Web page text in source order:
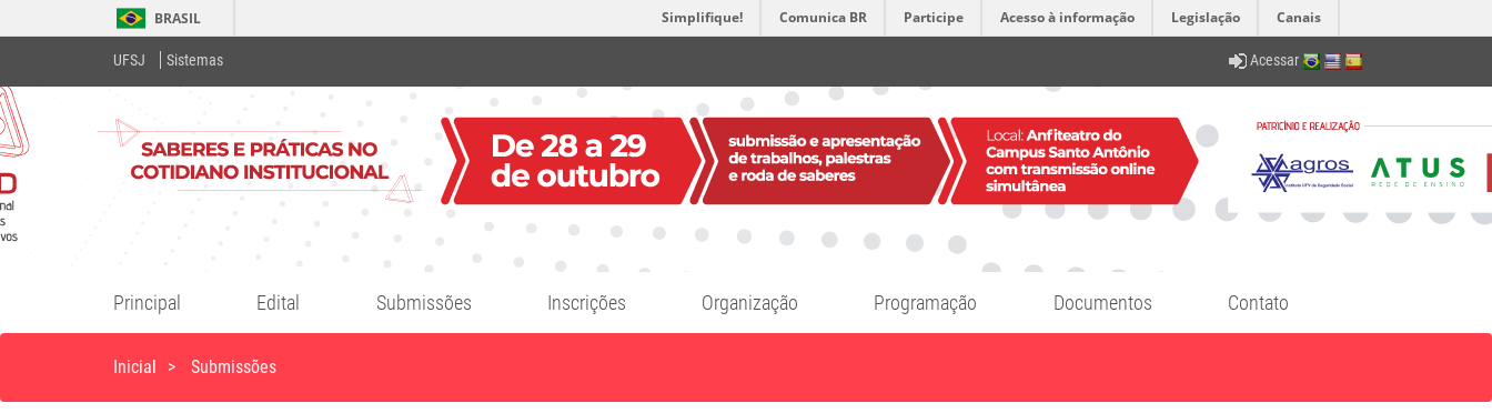
BRASIL Simplifique! Comunica BR Participe Acesso à informação Legislação Canais
UFSJ Sistemas Acessar
Principal Edital Submissões Inscrições Organização Programação Documentos Contato
Inicial > Submissões